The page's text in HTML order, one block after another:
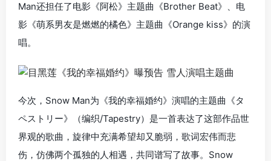
Man还担任了电影《阿松》主题曲《Brother Beat》、电
影《萌系男友是燃燃的橘色》主题曲《Orange kiss》的演
唱。
今次，Snow Man为《我的幸福婚约》演唱的主题曲《タ
ペストリー》（编织/Tapestry）是一首表达了这部作品世
界观的歌曲，旋律中充满希望却又脆弱，歌词宏伟而悲
伤，仿佛两个孤独的人相遇，共同谱写了故事。Snow